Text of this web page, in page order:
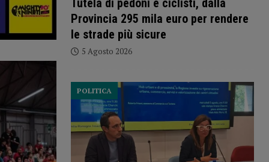
Tutela di pedoni e ciclisti, dalla
Provincia 295 mila euro per rendere
le strade più sicure
5 Agosto 2026
POLITICA